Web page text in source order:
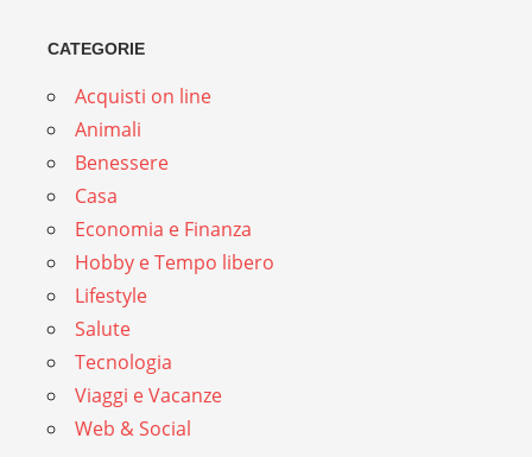
CATEGORIE
Acquisti on line
Animali
Benessere
Casa
Economia e Finanza
Hobby e Tempo libero
Lifestyle
Salute
Tecnologia
Viaggi e Vacanze
Web & Social